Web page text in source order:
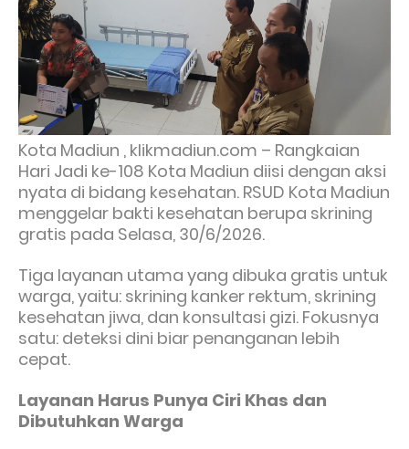
Kota Madiun , klikmadiun.com – Rangkaian
Hari Jadi ke-108 Kota Madiun diisi dengan aksi
nyata di bidang kesehatan. RSUD Kota Madiun
menggelar bakti kesehatan berupa skrining
gratis pada Selasa, 30/6/2026.
Tiga layanan utama yang dibuka gratis untuk
warga, yaitu: skrining kanker rektum, skrining
kesehatan jiwa, dan konsultasi gizi. Fokusnya
satu: deteksi dini biar penanganan lebih
cepat.
Layanan Harus Punya Ciri Khas dan
Dibutuhkan Warga